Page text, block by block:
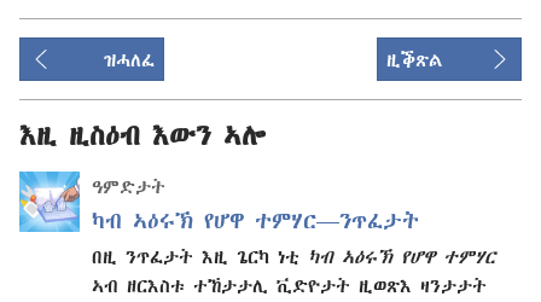
ዝሓለፈ ዚቕጽል
እዚ ዚስዕብ እውን ኣሎ
ዓምድታት
ካብ ኣዕሩኽ የሆዋ ተምሃር—ንጥፈታት
በዚ ንጥፈታት እዚ ጌርካ ነቲ
ካብ ኣዕሩኽ የሆዋ ተምሃር
ኣብ ዘርእስቱ ተኸታታሊ ቪድዮታት ዚወጽእ ዛንታታት